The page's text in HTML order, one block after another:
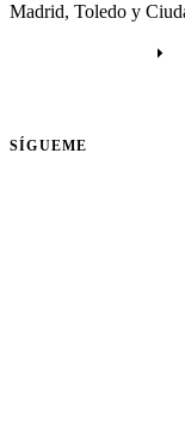
Madrid, Toledo y
SÍGUEME